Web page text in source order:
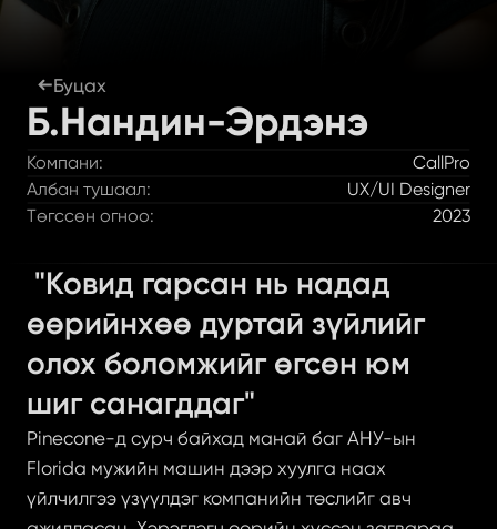
Буцах
Б.Нандин-Эрдэнэ
Компани:
CallPro
Албан тушаал:
UX/UI Designer
Төгссөн огноо:
2023
өөрийнхөө дуртай зүйлийг
олох боломжийг өгсөн юм
шиг санагддаг"
Pinecone-д сурч байхад манай баг АНУ-ын
Florida мужийн машин дээр хуулга наах
үйлчилгээ үзүүлдэг компанийн төслийг авч